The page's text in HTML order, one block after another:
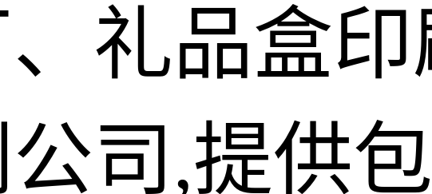
礼品盒
司,提供